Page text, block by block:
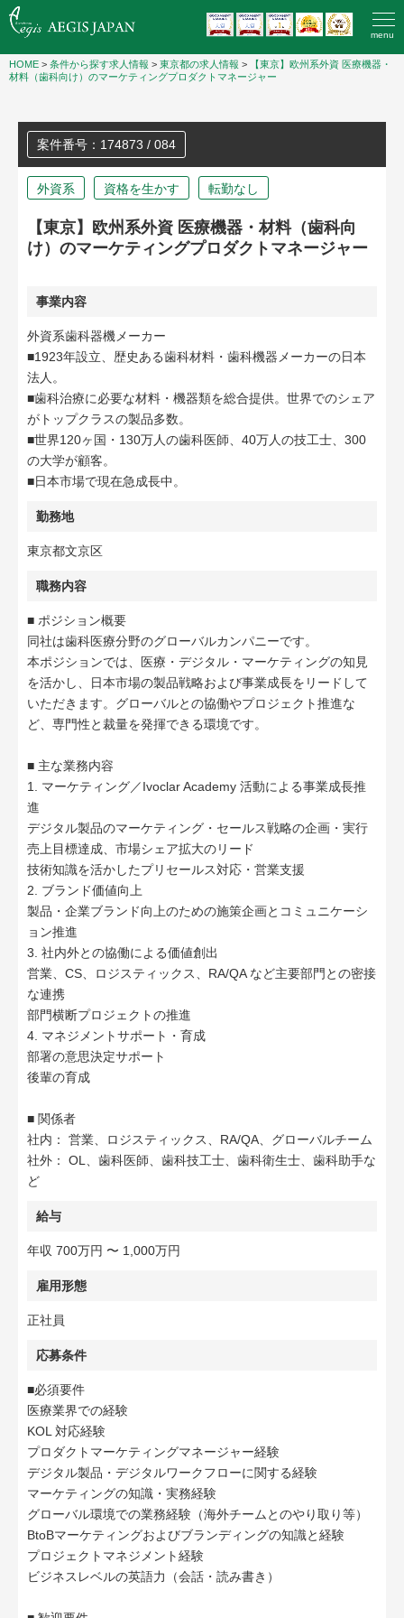
menu
HOME > 条件から探す求人情報 > 東京都の求人情報 >
【東京】欧州系外資 医療機器・
材料（歯科向け）のマーケティングプロダクトマネージャー
案件番号：174873 / 084
外資系 資格を生かす 転勤なし
【東京】欧州系外資 医療機器・材料（歯科向
け）のマーケティングプロダクトマネージャー
事業内容
外資系歯科器機メーカー
■1923年設立、歴史ある歯科材料・歯科機器メーカーの日本
法人。
■歯科治療に必要な材料・機器類を総合提供。世界でのシェア
がトップクラスの製品多数。
■世界120ヶ国・130万人の歯科医師、40万人の技工士、300
の大学が顧客。
■日本市場で現在急成長中。
勤務地
東京都文京区
職務内容
■ ポジション概要
同社は歯科医療分野のグローバルカンパニーです。
本ポジションでは、医療・デジタル・マーケティングの知見
を活かし、日本市場の製品戦略および事業成長をリードして
いただきます。グローバルとの協働やプロジェクト推進な
ど、専門性と裁量を発揮できる環境です。
■ 主な業務内容
1. マーケティング／Ivoclar Academy 活動による事業成長推
進
デジタル製品のマーケティング・セールス戦略の企画・実行
売上目標達成、市場シェア拡大のリード
技術知識を活かしたプリセールス対応・営業支援
2. ブランド価値向上
製品・企業ブランド向上のための施策企画とコミュニケーシ
ョン推進
3. 社内外との協働による価値創出
営業、CS、ロジスティックス、RA/QA など主要部門との密接
な連携
部門横断プロジェクトの推進
4. マネジメントサポート・育成
部署の意思決定サポート
後輩の育成
■ 関係者
社内： 営業、ロジスティックス、RA/QA、グローバルチーム
社外： OL、歯科医師、歯科技工士、歯科衛生士、歯科助手な
ど
給与
年収 700万円 〜 1,000万円
雇用形態
正社員
応募条件
■必須要件
医療業界での経験
KOL 対応経験
プロダクトマーケティングマネージャー経験
デジタル製品・デジタルワークフローに関する経験
マーケティングの知識・実務経験
グローバル環境での業務経験（海外チームとのやり取り等）
BtoBマーケティングおよびブランディングの知識と経験
プロジェクトマネジメント経験
ビジネスレベルの英語力（会話・読み書き）